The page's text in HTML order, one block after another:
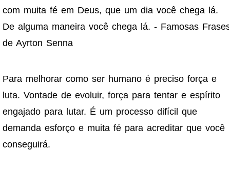
com muita fé em Deus, que um dia você chega lá.
De alguma maneira você chega lá. - Famosas Frases
de Ayrton Senna
Para melhorar como ser humano é preciso força e
luta. Vontade de evoluir, força para tentar e espírito
engajado para lutar. É um processo difícil que
demanda esforço e muita fé para acreditar que você
conseguirá.